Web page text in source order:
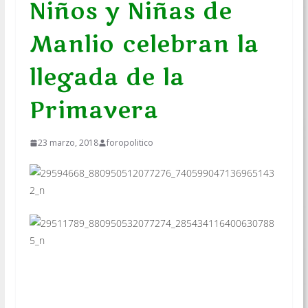
Niños y Niñas de
Manlio celebran la
llegada de la
Primavera
23 marzo, 2018 foropolitico